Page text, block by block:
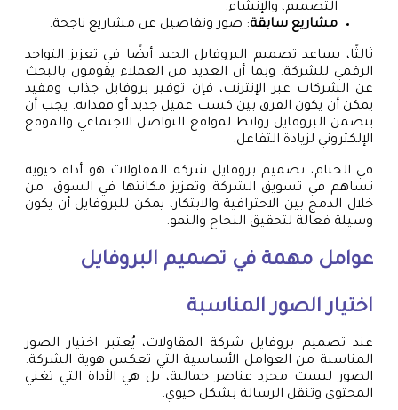
التصميم، والإنشاء.
مشاريع سابقة: صور وتفاصيل عن مشاريع ناجحة.
ثالثًا، يساعد تصميم البروفايل الجيد أيضًا في تعزيز التواجد
الرقمي للشركة. وبما أن العديد من العملاء يقومون بالبحث
عن الشركات عبر الإنترنت، فإن توفير بروفايل جذاب ومفيد
يمكن أن يكون الفرق بين كسب عميل جديد أو فقدانه. يجب أن
يتضمن البروفايل روابط لمواقع التواصل الاجتماعي والموقع
الإلكتروني لزيادة التفاعل.
في الختام، تصميم بروفايل شركة المقاولات هو أداة حيوية
تساهم في تسويق الشركة وتعزيز مكانتها في السوق. من
خلال الدمج بين الاحترافية والابتكار، يمكن للبروفايل أن يكون
وسيلة فعالة لتحقيق النجاح والنمو.
عوامل مهمة في تصميم البروفايل
اختيار الصور المناسبة
عند تصميم بروفايل شركة المقاولات، يُعتبر اختيار الصور
المناسبة من العوامل الأساسية التي تعكس هوية الشركة.
الصور ليست مجرد عناصر جمالية، بل هي الأداة التي تغني
المحتوى وتنقل الرسالة بشكل حيوي.